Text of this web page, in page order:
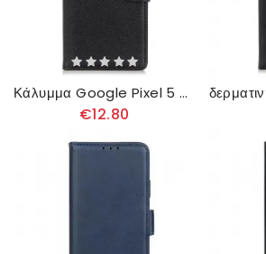
Κάλυμμα Google Pixel 5 Συνθετικό Δέρμα Lychee
€12.80